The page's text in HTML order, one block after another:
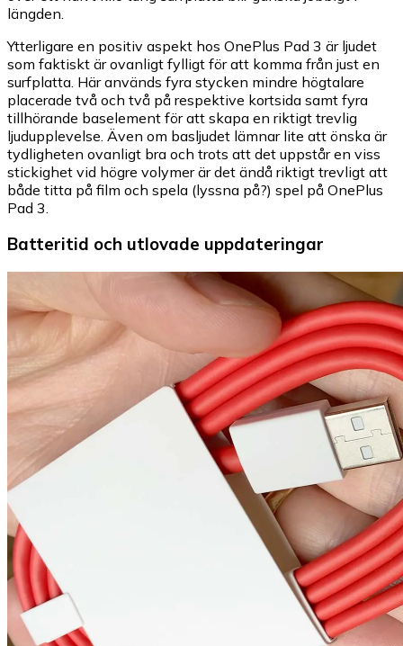
längden.
Ytterligare en positiv aspekt hos OnePlus Pad 3 är ljudet
som faktiskt är ovanligt fylligt för att komma från just en
surfplatta. Här används fyra stycken mindre högtalare
placerade två och två på respektive kortsida samt fyra
tillhörande baselement för att skapa en riktigt trevlig
ljudupplevelse. Även om basljudet lämnar lite att önska är
tydligheten ovanligt bra och trots att det uppstår en viss
stickighet vid högre volymer är det ändå riktigt trevligt att
både titta på film och spela (lyssna på?) spel på OnePlus
Pad 3.
Batteritid och utlovade uppdateringar